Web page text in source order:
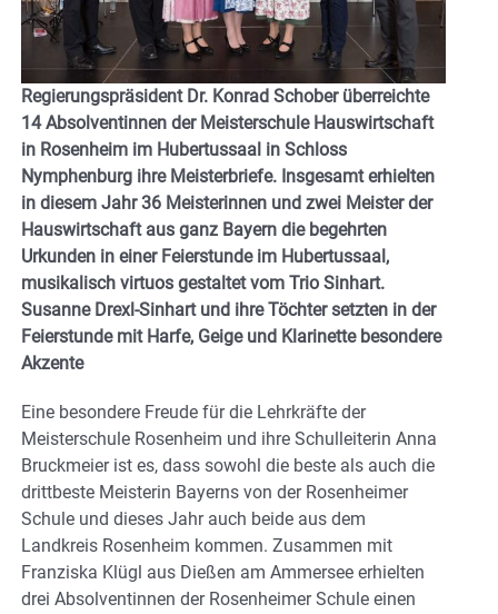
Regierungspräsident Dr. Konrad Schober überreichte
14 Absolventinnen der Meisterschule Hauswirtschaft
in Rosenheim im Hubertussaal in Schloss
Nymphenburg ihre Meisterbriefe. Insgesamt erhielten
in diesem Jahr 36 Meisterinnen und zwei Meister der
Hauswirtschaft aus ganz Bayern die begehrten
Urkunden in einer Feierstunde im Hubertussaal,
musikalisch virtuos gestaltet vom Trio Sinhart.
Susanne Drexl-Sinhart und ihre Töchter setzten in der
Feierstunde mit Harfe, Geige und Klarinette besondere
Akzente
Eine besondere Freude für die Lehrkräfte der
Meisterschule Rosenheim und ihre Schulleiterin Anna
Bruckmeier ist es, dass sowohl die beste als auch die
drittbeste Meisterin Bayerns von der Rosenheimer
Schule und dieses Jahr auch beide aus dem
Landkreis Rosenheim kommen. Zusammen mit
Franziska Klügl aus Dießen am Ammersee erhielten
drei Absolventinnen der Rosenheimer Schule einen